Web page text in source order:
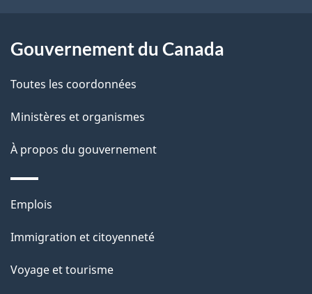
l
a
g
e
Gouvernement du Canada
Toutes les coordonnées
Ministères et organismes
À propos du gouvernement
Thèmes
sujets
Emplois
Immigration et citoyenneté
Voyage et tourisme